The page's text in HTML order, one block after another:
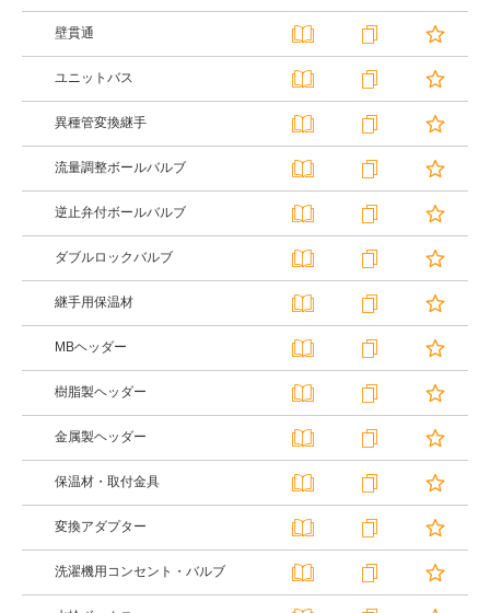
壁貫通
ユニットバス
異種管変換継手
流量調整ボールバルブ
逆止弁付ボールバルブ
ダブルロックバルブ
継手用保温材
MBヘッダー
樹脂製ヘッダー
金属製ヘッダー
保温材・取付金具
変換アダプター
洗濯機用コンセント・バルブ